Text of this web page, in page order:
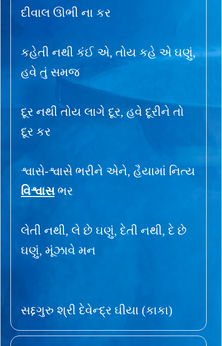
દીવાલ ઊભી ના કર
કહેતી નથી કંઈ એ, તોય કહે એ ઘણું,
હવે તું સમજ
દૂર નથી તોય લાગે દૂર, હવે દૂરીને તો
દૂર કર
શ્વાસે-શ્વાસે ભરીને એને, હૈયામાં નિત્ય
વિશ્વાસભર
લેતી નથી, લે છે ઘણું, દેતી નથી, દે છે
ઘણું, મૂંઝાવે મન
સદ્દગુરુ શ્રી દેવેન્દ્ર ઘીયા (કાકા)